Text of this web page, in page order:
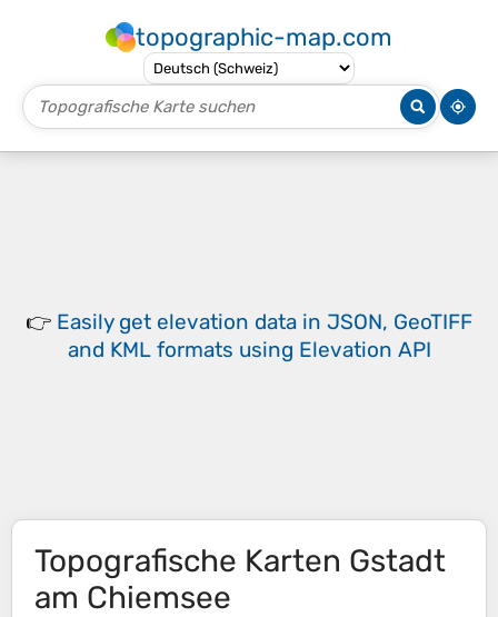
topographic-map.com
👉 Easily get elevation data in JSON, GeoTIFF
and KML formats using Elevation API
Topografische Karten Gstadt
am Chiemsee